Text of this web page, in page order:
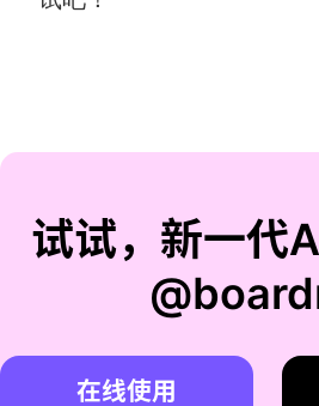
试试，新一代
在线使用